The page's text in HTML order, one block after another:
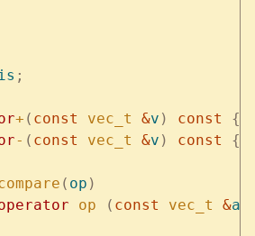
;
+ ( const vec_t &v ) const {
- ( const vec_t &v ) const {
( op )
op ( const vec_t &a